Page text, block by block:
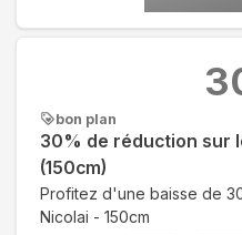
bon plan
30% de réduction sur
(150cm)
Profitez d'une baisse de
Nicolai - 150cm